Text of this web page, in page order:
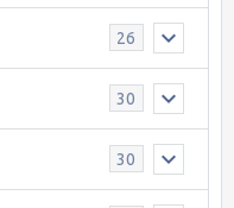
26
30
30